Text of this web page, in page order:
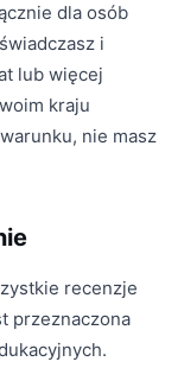
dla osób
i
lub więcej
kraju
nie masz
recenzje
przeznaczona